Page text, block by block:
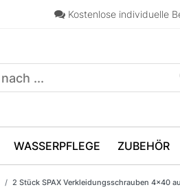
Kostenlose individuelle
WASSERPFLEGE ZUBEHÖR
2 Stück SPAX Verkleidungsschrauben 4x40